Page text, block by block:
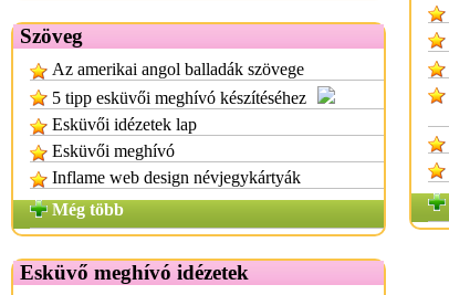
Szöveg
Az amerikai angol balladák szövege
5 tipp esküvői meghívó készítéséhez
Esküvői idézetek lap
Esküvői meghívó
Inflame web design névjegykártyák
Még több
Esküvő meghívó idézetek